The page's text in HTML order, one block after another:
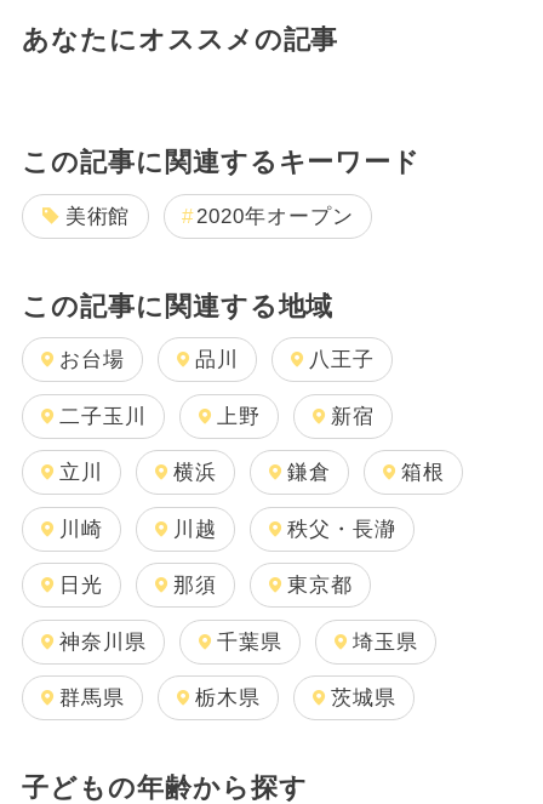
あなたにオススメの記事
この記事に関連するキーワード
美術館 2020年オープン
この記事に関連する地域
お台場 品川 八王子
二子玉川 上野 新宿
立川 横浜 鎌倉 箱根
川崎 川越 秩父・長瀞
日光 那須 東京都
神奈川県 千葉県 埼玉県
群馬県 栃木県 茨城県
子どもの年齢から探す